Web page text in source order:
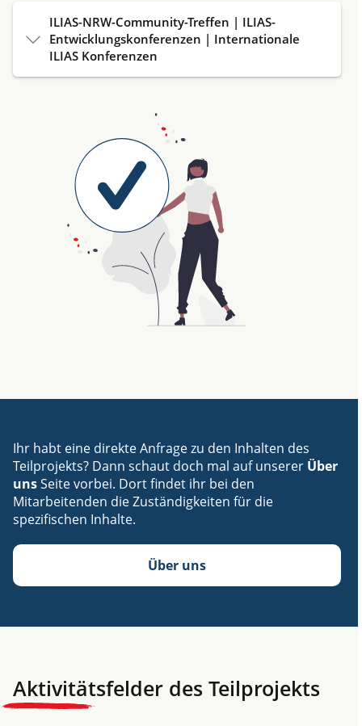
ILIAS-NRW-Community-Treffen | ILIAS-
Entwicklungskonferenzen | Internationale
ILIAS Konferenzen
Ihr habt eine direkte Anfrage zu den Inhalten des
Teilprojekts? Dann schaut doch mal auf unserer Über
unsSeite vorbei. Dort findet ihr bei den
Mitarbeitenden die Zuständigkeiten für die
spezifischen Inhalte.
Über uns
Aktivitätsfelder des Teilprojekts